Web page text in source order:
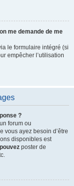
me demande de me
le formulaire intégré (si
empêcher l’utilisation
?
forum ou
vous ayez besoin d’être
disponibles est
pouvez poster de